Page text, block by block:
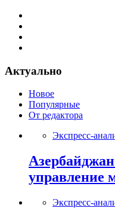
Актуально
Новое
Популярные
От редактора
Экспресс-
управление
Экспресс-